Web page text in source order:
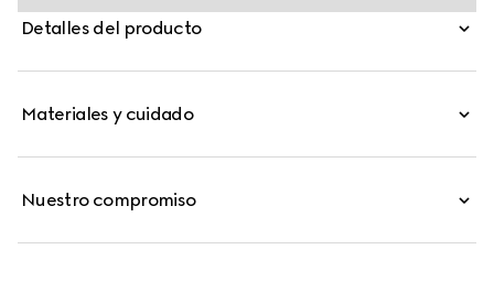
Detalles del producto
Materiales y cuidado
Nuestro compromiso